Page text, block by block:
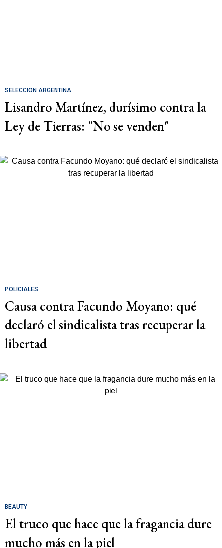
SELECCIÓN ARGENTINA
Lisandro Martínez, durísimo contra la
Ley de Tierras: "No se venden"
POLICIALES
Causa contra Facundo Moyano: qué
declaró el sindicalista tras recuperar la
libertad
BEAUTY
El truco que hace que la fragancia dure
mucho más en la piel